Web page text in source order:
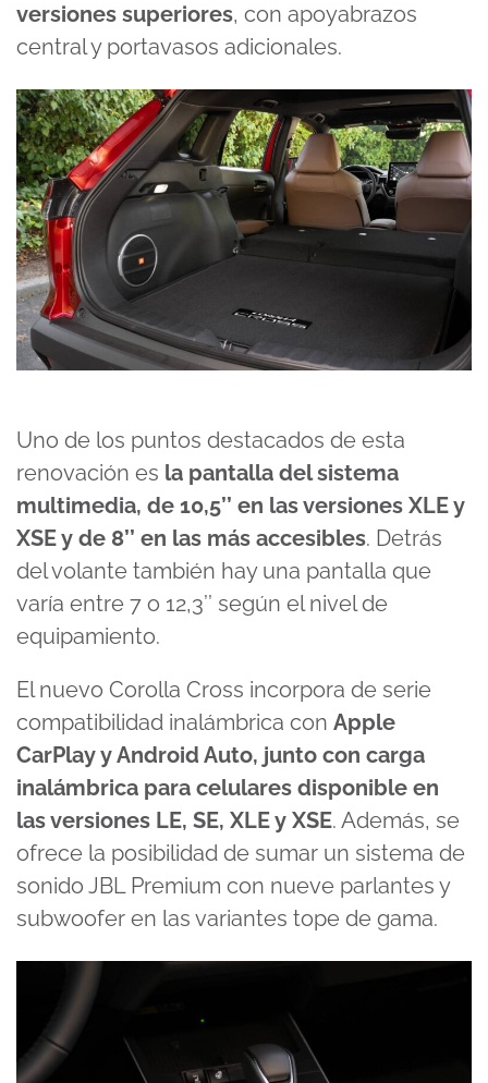
versiones superiores, con apoyabrazos
central y portavasos adicionales.
Uno de los puntos destacados de esta
renovación es la pantalla del sistema
multimedia, de 10,5’’ en las versiones XLE y
XSE y de 8’’ en las más accesibles. Detrás
del volante también hay una pantalla que
varía entre 7 o 12,3’’ según el nivel de
equipamiento.
El nuevo Corolla Cross incorpora de serie
compatibilidad inalámbrica con Apple
CarPlay y Android Auto, junto con carga
inalámbrica para celulares disponible en
las versiones LE, SE, XLE y XSE. Además, se
ofrece la posibilidad de sumar un sistema de
sonido JBL Premium con nueve parlantes y
subwoofer en las variantes tope de gama.